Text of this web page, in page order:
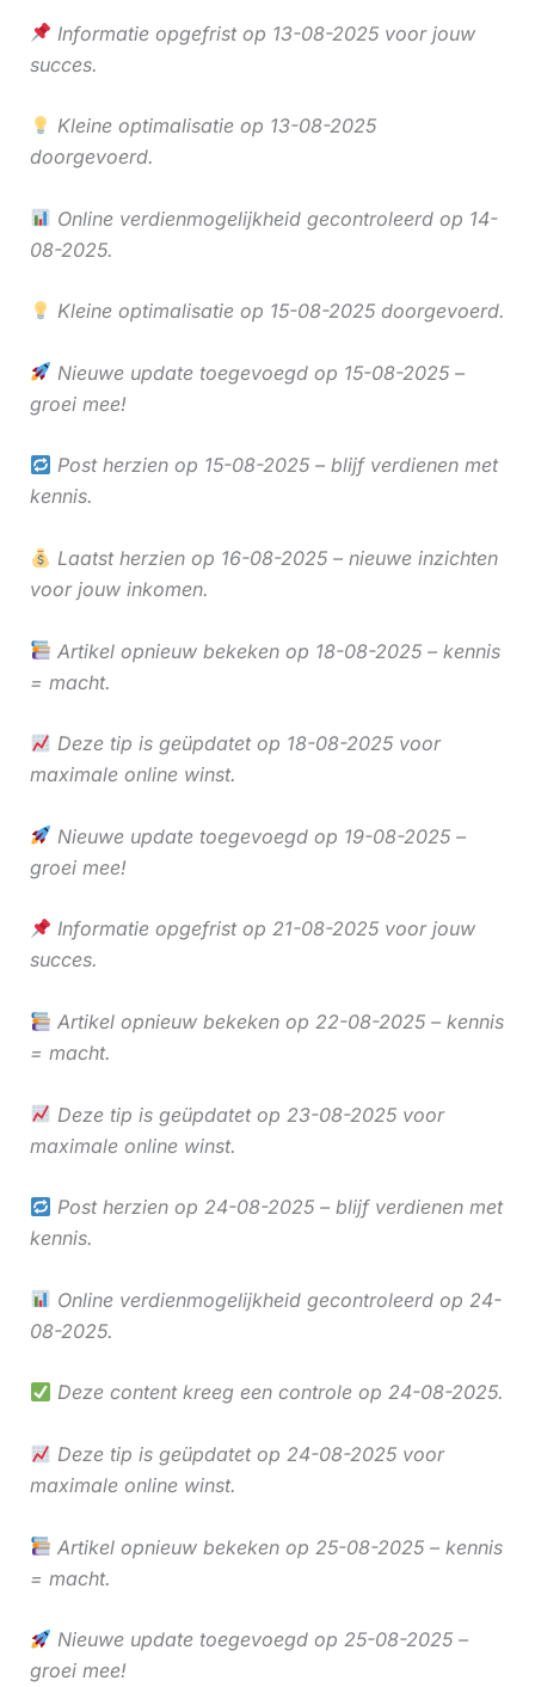
Informatie opgefrist op 13-08-2025 voor jouw
succes.
Kleine optimalisatie op 13-08-2025
doorgevoerd.
Online verdienmogelijkheid gecontroleerd op 14-
08-2025.
Kleine optimalisatie op 15-08-2025 doorgevoerd.
Nieuwe update toegevoegd op 15-08-2025 –
groei mee!
Post herzien op 15-08-2025 – blijf verdienen met
kennis.
Laatst herzien op 16-08-2025 – nieuwe inzichten
voor jouw inkomen.
Artikel opnieuw bekeken op 18-08-2025 – kennis
= macht.
Deze tip is geüpdatet op 18-08-2025 voor
maximale online winst.
Nieuwe update toegevoegd op 19-08-2025 –
groei mee!
Informatie opgefrist op 21-08-2025 voor jouw
succes.
Artikel opnieuw bekeken op 22-08-2025 – kennis
= macht.
Deze tip is geüpdatet op 23-08-2025 voor
maximale online winst.
Post herzien op 24-08-2025 – blijf verdienen met
kennis.
Online verdienmogelijkheid gecontroleerd op 24-
08-2025.
Deze content kreeg een controle op 24-08-2025.
Deze tip is geüpdatet op 24-08-2025 voor
maximale online winst.
Artikel opnieuw bekeken op 25-08-2025 – kennis
= macht.
Nieuwe update toegevoegd op 25-08-2025 –
groei mee!